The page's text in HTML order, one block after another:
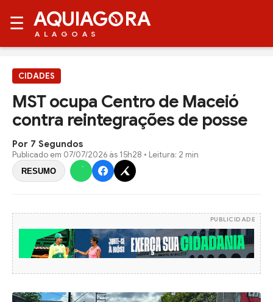
☰ AQUIAG RA
ALAGOAS
CIDADES
MST ocupa Centro de Maceió
contra reintegrações de posse
Por 7 Segundos
Publicado em 07/07/2026 às 15h28 • Leitura: 2 min
RESUMO
PUBLICIDADE